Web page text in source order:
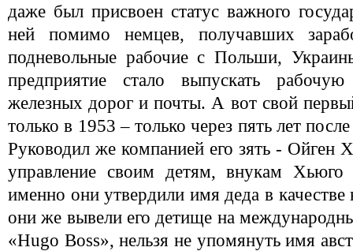
даже был присвоен статус важного
ней помимо немцев, получавших
подневольные рабочие с Польши,
предприятие стало выпускать
железных дорог и почты. А вот свой
только в 1953 – только через пять лет
Руководил же компанией его зять - Ойген
управление своим детям, внукам
именно они утвердили имя деда в
они же вывели его детище на
«Hugo Boss», нельзя не упомянуть имя